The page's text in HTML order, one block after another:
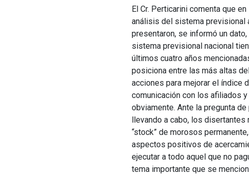
El Cr. Perticarini comenta que
análisis del sistema previsional
presentaron, se informó un
sistema previsional nacional
últimos cuatro años
posiciona entre las más altas
acciones para mejorar el índice
comunicación con los afiliados
obviamente. Ante la pregunta
llevando a cabo, los disertantes
“stock” de morosos
aspectos positivos de
ejecutar a todo aquel que no
tema importante que se